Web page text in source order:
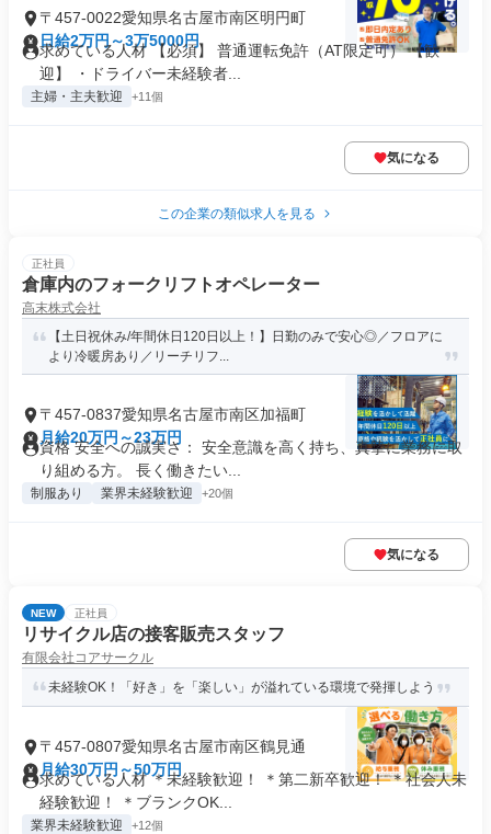
〒457-0022愛知県名古屋市南区明円町
日給2万円～3万5000円
求めている人材 【必須】 普通運転免許（AT限定可） 【歓
迎】 ・ドライバー未経験者...
主婦・主夫歓迎 +11個
気になる
この企業の類似求人を見る
正社員
倉庫内のフォークリフトオペレーター
高末株式会社
【土日祝休み/年間休日120日以上！】日勤のみで安心◎／フロアに
より冷暖房あり／リーチリフ...
〒457-0837愛知県名古屋市南区加福町
月給20万円～23万円
資格 安全への誠実さ： 安全意識を高く持ち、真摯に業務に取
り組める方。 長く働きたい...
制服あり 業界未経験歓迎 +20個
気になる
NEW 正社員
リサイクル店の接客販売スタッフ
有限会社コアサークル
未経験OK！「好き」を「楽しい」が溢れている環境で発揮しよう
〒457-0807愛知県名古屋市南区鶴見通
月給30万円～50万円
求めている人材 ＊未経験歓迎！ ＊第二新卒歓迎！ ＊社会人未
経験歓迎！ ＊ブランクOK...
業界未経験歓迎 +12個